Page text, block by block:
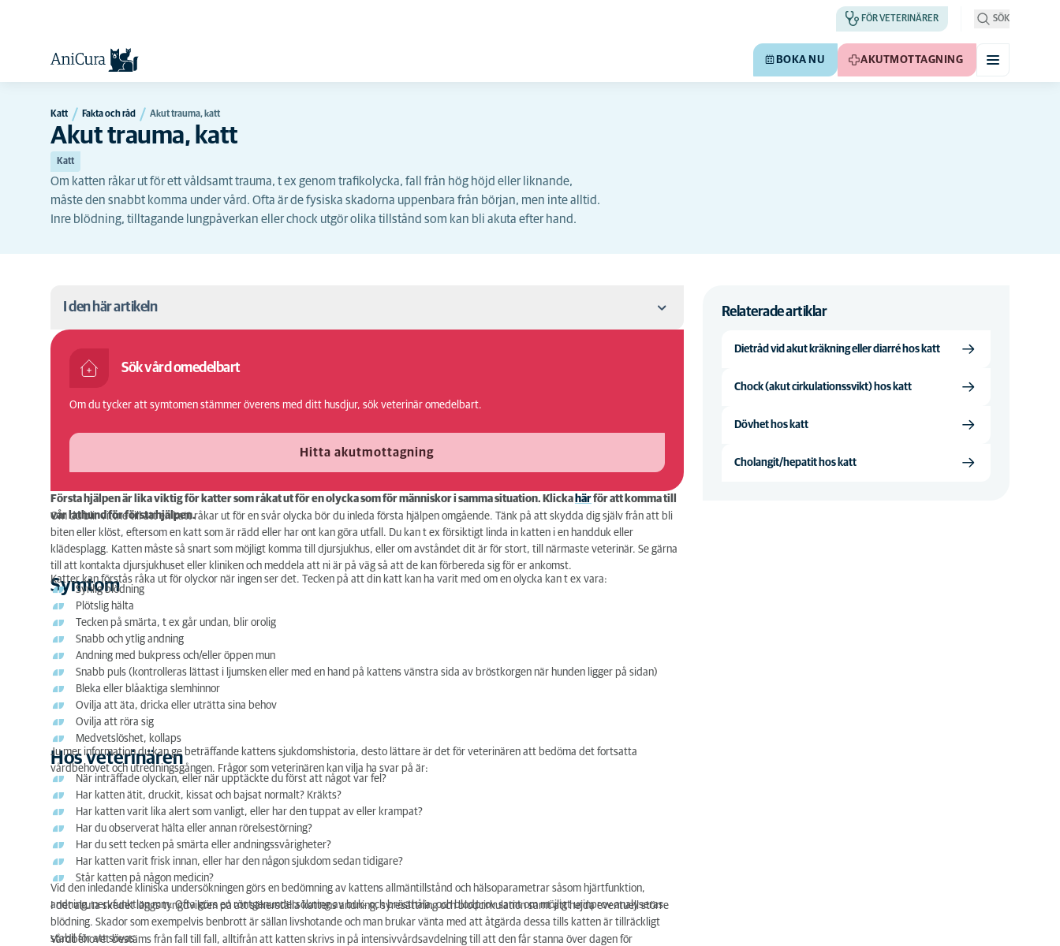
FÖR VETERINÄRER SÖK
BOKA NU AKUTMOTTAGNING
Katt Fakta och råd Akut trauma, katt
Akut trauma, katt
Katt
Om katten råkar ut för ett våldsamt trauma, t ex genom trafikolycka, fall från hög höjd eller liknande,
måste den snabbt komma under vård. Ofta är de fysiska skadorna uppenbara från början, men inte alltid.
Inre blödning, tilltagande lungpåverkan eller chock utgör olika tillstånd som kan bli akuta efter hand.
I den här artikeln
Prognos
Sök vård omedelbart
Om du tycker att symtomen stämmer överens med ditt husdjur, sök veterinär omedelbart.
Hitta akutmottagning
Första hjälpen är lika viktig för katter som råkat ut för en olycka som för människor i samma situation. Klicka härför att komma till
vår lathund för första hjälpen.
Om du blir vittne till att en katt råkar ut för en svår olycka bör du inleda första hjälpen omgående. Tänk på att skydda dig själv från att bli
biten eller klöst, eftersom en katt som är rädd eller har ont kan göra utfall. Du kan t ex försiktigt linda in katten i en handduk eller
klädesplagg. Katten måste så snart som möjligt komma till djursjukhus, eller om avståndet dit är för stort, till närmaste veterinär. Se gärna
till att kontakta djursjukhuset eller kliniken och meddela att ni är på väg så att de kan förbereda sig för er ankomst.
Symtom
Katter kan förstås råka ut för olyckor när ingen ser det. Tecken på att din katt kan ha varit med om en olycka kan t ex vara:
Synlig blödning
Plötslig hälta
Tecken på smärta, t ex går undan, blir orolig
Snabb och ytlig andning
Andning med bukpress och/eller öppen mun
Snabb puls (kontrolleras lättast i ljumsken eller med en hand på kattens vänstra sida av bröstkorgen när hunden ligger på sidan)
Bleka eller blåaktiga slemhinnor
Ovilja att äta, dricka eller uträtta sina behov
Ovilja att röra sig
Medvetslöshet, kollaps
Hos veterinären
Ju mer information du kan ge beträffande kattens sjukdomshistoria, desto lättare är det för veterinären att bedöma det fortsatta
vårdbehovet och utredningsgången. Frågor som veterinären kan vilja ha svar på är:
När inträffade olyckan, eller när upptäckte du först att något var fel?
Har katten ätit, druckit, kissat och bajsat normalt? Kräkts?
Har katten varit lika alert som vanligt, eller har den tuppat av eller krampat?
Har du observerat hälta eller annan rörelsestörning?
Har du sett tecken på smärta eller andningssvårigheter?
Har katten varit frisk innan, eller har den någon sjukdom sedan tidigare?
Står katten på någon medicin?
Vid den inledande kliniska undersökningen görs en bedömning av kattens allmäntillstånd och hälsoparametrar såsom hjärtfunktion,
andning, nervfunktion mm. Ofta görs en röntgenundersökning av buk- och brösthåla, och blodprov samt om möjligt urinprov analyseras.
I det akuta skedet läggs tyngdvikten på att säkerställa kattens andning, syresättning och blodcirkulation samt att hejda eventuell större
blödning. Skador som exempelvis benbrott är sällan livshotande och man brukar vänta med att åtgärda dessa tills katten är tillräckligt
stabil för att sövas.
Vårdbehovet bestäms från fall till fall, alltifrån att katten skrivs in på intensivvårdsavdelning till att den får stanna över dagen för
Relaterade artiklar
Dietråd vid akut kräkning eller diarré hos katt
Chock (akut cirkulationssvikt) hos katt
Dövhet hos katt
Cholangit/hepatit hos katt